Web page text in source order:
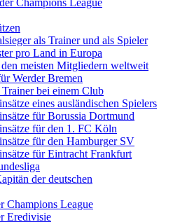
als Trainer und als Spieler
pro Land in Europa
meisten Mitgliedern weltweit
Werder Bremen
bei einem Club
eines ausländischen Spielers
für Borussia Dortmund
für den 1. FC Köln
für den Hamburger SV
für Eintracht Frankfurt
der deutschen
Champions League
Eredivisie